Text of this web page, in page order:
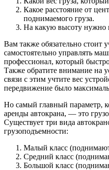
Какое расстояние от
поднимаемого груза.
На какую высоту нужно
Вам также обязательно стоит
самостоятельно управлять
профессионал, который
Также обратите внимание на
связи с этим учтите вес
передвижение было
Но самый главный параметр,
аренды автокрана, — это
Существует три вида
грузоподъемности:
Малый класс
Средний класс
Большой класс